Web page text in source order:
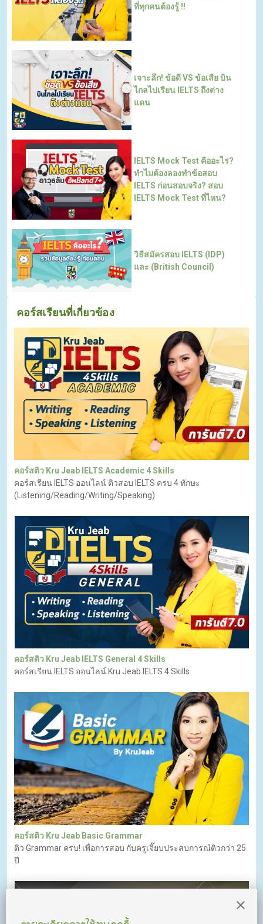
ที่ทุกคนต้องรู้ !!
เจาะลึก! ข้อดี VS ข้อเสีย บิน
ไกลไปเรียน IELTS ถึงต่าง
แดน
IELTS Mock Test คืออะไร?
ทำไมต้องลองทำข้อสอบ
IELTS ก่อนสอบจริง? สอบ
IELTS Mock Test ที่ไหน?
วิธีสมัครสอบ IELTS (IDP)
และ (British Council)
คอร์สเรียนที่เกี่ยวข้อง
คอร์สติว Kru Jeab IELTS Academic 4 Skills
คอร์สเรียน IELTS ออนไลน์ ติวสอบ IELTS ครบ 4 ทักษะ
(Listening/Reading/Writing/Speaking)
คอร์สติว Kru Jeab IELTS General 4 Skills
คอร์สเรียน IELTS ออนไลน์ Kru Jeab IELTS 4 Skills
คอร์สติว Kru Jeab Basic Grammar
ติว Grammar ครบ! เพื่อการสอบ กับครูเจี๊ยบประสบการณ์ติวกว่า 25
ปี